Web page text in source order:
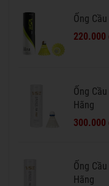
Ống
220.000
Ống
Hãng
300.000
Ống
Hãng